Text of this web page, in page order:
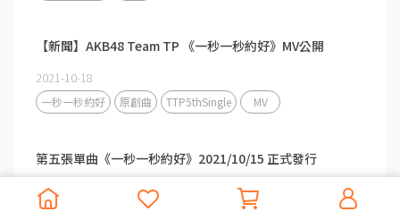
【新聞】AKB48 Team TP 《一秒一秒約好》MV公開
2021-10-18
一秒一秒約好 原創曲 TTP5thSingle MV
第五張單曲《一秒一秒約好》2021/10/15 正式發行
2021-10-15
AKB48 Team TP 第五張單曲